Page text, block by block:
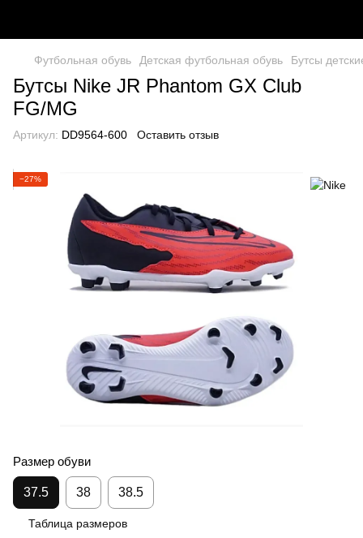
Футбольная обувь Детская футбольная обувь Бутсы
Бутсы Nike JR Phantom GX Club
FG/MG
Артикул: DD9564-600 Оставить отзыв
−27%
Размер обуви
37.5 38 38.5
Таблица размеров